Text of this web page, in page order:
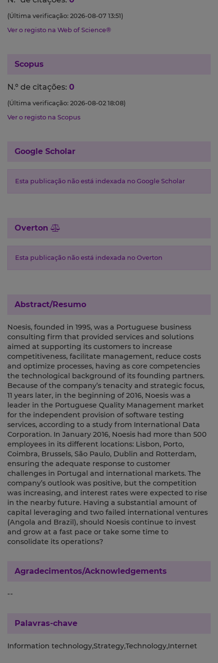
(Última verificação: 2026-08-07 13:51)
Ver o registo na Web of Science®
Scopus
N.º de citações: 0
(Última verificação: 2026-08-02 18:08)
Ver o registo na Scopus
Google Scholar
Esta publicação não está indexada no Google Scholar
Overton
Esta publicação não está indexada no Overton
Abstract/Resumo
Noesis, founded in 1995, was a Portuguese business
consulting firm that provided services and solutions
aimed at supporting its customers to increase
competitiveness, facilitate management, reduce costs
and optimize processes, having as core competencies
the technological background of its founding partners.
Because of the company’s tenacity and strategic focus,
11 years later, in the beginning of 2016, Noesis was a
leader in the Portuguese Quality Management market
for the independent provision of software testing
services, according to a study from International Data
Corporation. In January 2016, Noesis had more than 500
employees in its different locations: Lisbon, Porto,
Coimbra, Brussels, São Paulo, Dublin and Rotterdam,
ensuring the adequate response to customer
challenges in Portugal and international markets. The
company’s outlook was positive, but the competition
was increasing, and interest rates were expected to rise
in the nearby future. Having a substantial amount of
capital leveraging and two failed international ventures
(Angola and Brazil), should Noesis continue to invest
and grow at a fast pace or take some time to
consolidate its operations?
Agradecimentos/Acknowledgements
--
Palavras-chave
Information technology,Strategy,Technology,Internet